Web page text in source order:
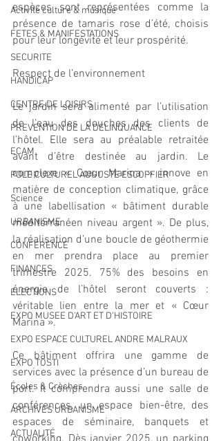
Activité culture & musique
FETES & MANIFESTATIONS
SECURITE
HANDICAP
CENTRE DE LOISIRS
PREVENTION DE LA DELINQUANCE
ECAM
POLE CULTUREL AUGUSTE ESCOFFIER
Science
URBANISME
CONFERENCE
FINANCES
ELECTIONS
EXPO MUSEE D'ART ET D'HISTOIRE
EXPO ESPACE CULTUREL ANDRE MALRAUX
EXPO TOSTI
Écoles & Crèches
ARCHIVES URBANISME
ACTUALITÉ
espèces sont représentées comme la
présence de tamaris rose d’été, choisis
pour leur longévité et leur prospérité.
Respect de l’environnement
Le jardin sera alimenté par l’utilisation
de l’eau des douches des clients de
l’hôtel. Elle sera au préalable retraitée
avant d’être destinée au jardin. Le
complexe « Cœur Marina » innove en
matière de conception climatique, grâce
à une labellisation « bâtiment durable
méditerranéen niveau argent ». De plus,
la réalisation d’une boucle de géothermie
en mer prendra place au premier
trimestre 2025. 75% des besoins en
énergie de l’hôtel seront couverts :
véritable lien entre la mer et « Cœur
Marina ».
Ce bâtiment offrira une gamme de
services avec la présence d’un bureau de
port. Il comprendra aussi une salle de
conférences, un espace bien-être, des
espaces de séminaire, banquets et